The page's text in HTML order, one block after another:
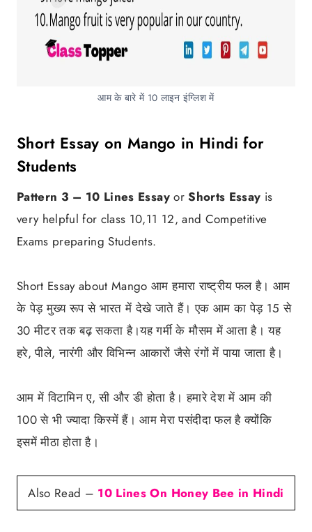
आम के बारे में 10 लाइन इंग्लिश में
Short Essay on Mango in Hindi for
Students
Pattern 3 – 10 Lines EssayorShorts Essay is
very helpful for class 10,11 12, and Competitive
Exams preparing Students.
Short Essay about Mango आम हमारा राष्ट्रीय फल है। आम
के पेड़ मुख्य रूप से भारत में देखे जाते हैं। एक आम का पेड़ 15 से
30 मीटर तक बढ़ सकता है।यह गर्मी के मौसम में आता है। यह
हरे, पीले, नारंगी और विभिन्न आकारों जैसे रंगों में पाया जाता है।
आम में विटामिन ए, सी और डी होता है। हमारे देश में आम की
100 से भी ज्यादा किस्में हैं। आम मेरा पसंदीदा फल है क्योंकि
इसमें मीठा होता है।
Also Read – 10 Lines On Honey Bee in Hindi